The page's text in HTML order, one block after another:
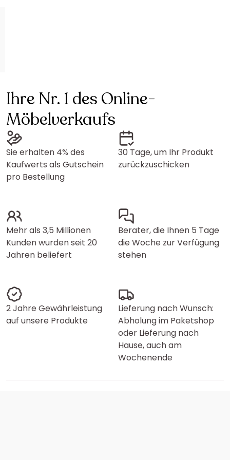
Ihre Nr. 1 des Online-
Möbelverkaufs
Sie erhalten 4% des
Kaufwerts als Gutschein
pro Bestellung
30 Tage, um Ihr Produkt
zurückzuschicken
Mehr als 3,5 Millionen
Kunden wurden seit 20
Jahren beliefert
Berater, die Ihnen 5 Tage
die Woche zur Verfügung
stehen
2 Jahre Gewährleistung
auf unsere Produkte
Lieferung nach Wunsch:
Abholung im Paketshop
oder Lieferung nach
Hause, auch am
Wochenende